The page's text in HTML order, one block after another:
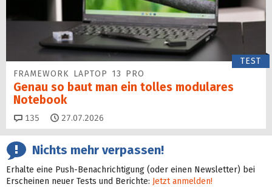
TEST
FRAMEWORK LAPTOP 13 PRO
Genau so baut man ein tolles modulares
Notebook
135 Kommentare
27.07.2026
Nichts mehr verpassen!
Erhalte eine Push-Benachrichtigung (oder einen Newsletter) bei
Erscheinen neuer Tests und Berichte: Jetzt anmelden!